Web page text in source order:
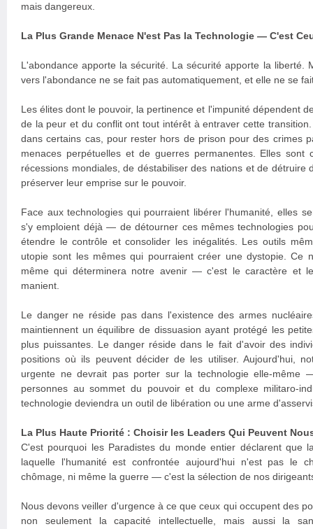
mais dangereux.
La Plus Grande Menace N'est Pas la Technologie — C'est
L'abondance apporte la sécurité. La sécurité apporte la liberté.
vers l'abondance ne se fait pas automatiquement, et elle ne se
Les élites dont le pouvoir, la pertinence et l'impunité dépendent
de la peur et du conflit ont tout intérêt à entraver cette
dans certains cas, pour rester hors de prison pour des crimes
menaces perpétuelles et de guerres permanentes. Elles sont
récessions mondiales, de déstabiliser des nations et de détruire
préserver leur emprise sur le pouvoir.
Face aux technologies qui pourraient libérer l'humanité, elles
s'y emploient déjà — de détourner ces mêmes technologies
étendre le contrôle et consolider les inégalités. Les outils
utopie sont les mêmes qui pourraient créer une dystopie. Ce
même qui déterminera notre avenir — c'est le caractère et
manient.
Le danger ne réside pas dans l'existence des armes
maintiennent un équilibre de dissuasion ayant protégé les
plus puissantes. Le danger réside dans le fait d'avoir des
positions où ils peuvent décider de les utiliser. Aujourd'hui,
urgente ne devrait pas porter sur la technologie elle-même
personnes au sommet du pouvoir et du complexe militaro-
technologie deviendra un outil de libération ou une arme
La Plus Haute Priorité : Choisir les Leaders Qui Peuvent
C'est pourquoi les Paradistes du monde entier déclarent que
laquelle l'humanité est confrontée aujourd'hui n'est pas le
chômage, ni même la guerre — c'est la sélection de nos
Nous devons veiller d'urgence à ce que ceux qui occupent des
non seulement la capacité intellectuelle, mais aussi la